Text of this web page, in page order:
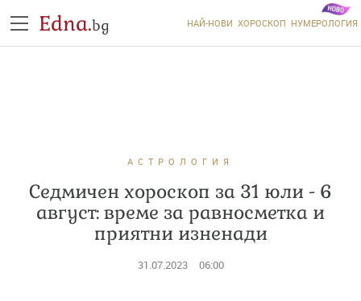
Edna.bg НАЙ-НОВИ ХОРОСКОП НУМЕРОЛОГИЯ
АСТРОЛОГИЯ
Седмичен хороскоп за 31 юли - 6
август: време за равносметка и
приятни изненади
31.07.2023 06:00